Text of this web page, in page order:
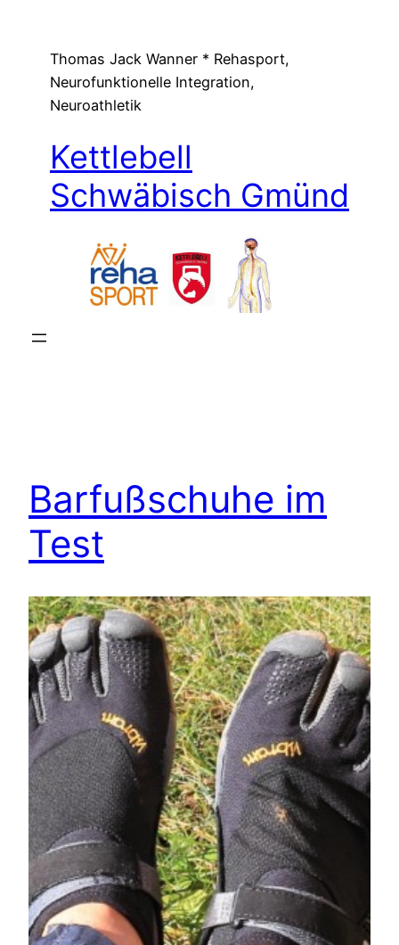
springenThomas Jack Wanner * Rehasport,
Neurofunktionelle Integration,
Neuroathletik
Kettlebell
Schwäbisch Gmünd
Barfußschuhe im
Test